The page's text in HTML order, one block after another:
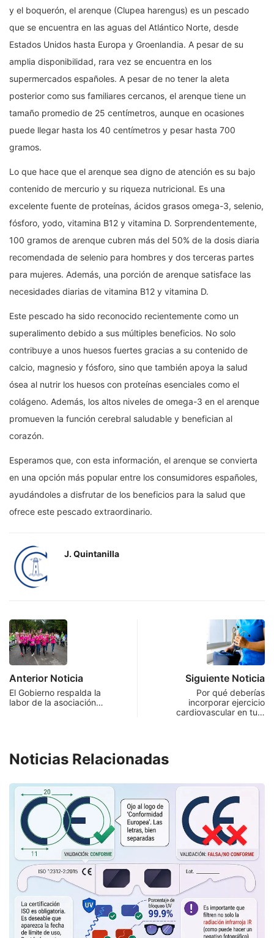
y el boquerón, el arenque (Clupea harengus) es un pescado
que se encuentra en las aguas del Atlántico Norte, desde
Estados Unidos hasta Europa y Groenlandia. A pesar de su
amplia disponibilidad, rara vez se encuentra en los
supermercados españoles. A pesar de no tener la aleta
posterior como sus familiares cercanos, el arenque tiene un
tamaño promedio de 25 centímetros, aunque en ocasiones
puede llegar hasta los 40 centímetros y pesar hasta 700
gramos.
Lo que hace que el arenque sea digno de atención es su bajo
contenido de mercurio y su riqueza nutricional. Es una
excelente fuente de proteínas, ácidos grasos omega-3, selenio,
fósforo, yodo, vitamina B12 y vitamina D. Sorprendentemente,
100 gramos de arenque cubren más del 50% de la dosis diaria
recomendada de selenio para hombres y dos terceras partes
para mujeres. Además, una porción de arenque satisface las
necesidades diarias de vitamina B12 y vitamina D.
Este pescado ha sido reconocido recientemente como un
superalimento debido a sus múltiples beneficios. No solo
contribuye a unos huesos fuertes gracias a su contenido de
calcio, magnesio y fósforo, sino que también apoya la salud
ósea al nutrir los huesos con proteínas esenciales como el
colágeno. Además, los altos niveles de omega-3 en el arenque
promueven la función cerebral saludable y benefician al
corazón.
Esperamos que, con esta información, el arenque se convierta
en una opción más popular entre los consumidores españoles,
ayudándoles a disfrutar de los beneficios para la salud que
ofrece este pescado extraordinario.
J. Quintanilla
Anterior Noticia
El Gobierno respalda la
labor de la asociación…
Siguiente Noticia
Por qué deberías
incorporar ejercicio
cardiovascular en tu…
Noticias Relacionadas